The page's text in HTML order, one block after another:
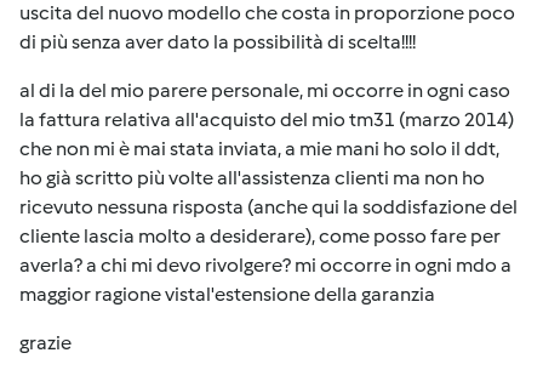
uscita del nuovo modello che costa in proporzione poco
di più senza aver dato la possibilità di scelta!!!!
al di la del mio parere personale, mi occorre in ogni caso
la fattura relativa all'acquisto del mio tm31 (marzo 2014)
che non mi è mai stata inviata, a mie mani ho solo il ddt,
ho già scritto più volte all'assistenza clienti ma non ho
ricevuto nessuna risposta (anche qui la soddisfazione del
cliente lascia molto a desiderare), come posso fare per
averla? a chi mi devo rivolgere? mi occorre in ogni mdo a
maggior ragione vistal'estensione della garanzia
grazie